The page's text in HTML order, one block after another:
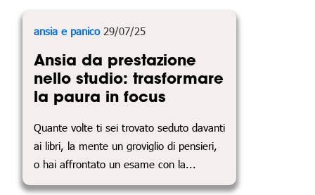
ansia e panico29/07/25
Ansia da prestazione
nello studio: trasformare
la paura in focus
Quante volte ti sei trovato seduto davanti
ai libri, la mente un groviglio di pensieri,
o hai affrontato un esame con la...